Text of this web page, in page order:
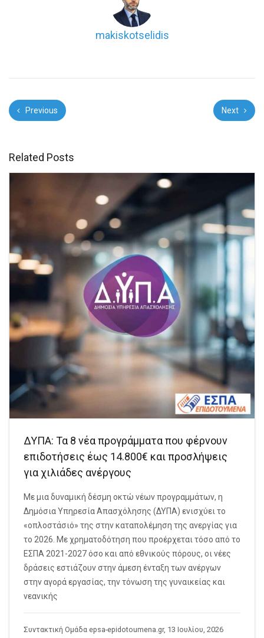
makiskotselidis
Previous Next
Related Posts
ΔΥΠΑ: Τα 8 νέα προγράμματα που φέρνουν
επιδοτήσεις έως 14.800€ και προσλήψεις
για χιλιάδες ανέργους
Με μια δυναμική δέσμη οκτώ νέων προγραμμάτων, η
Δημόσια Υπηρεσία Απασχόλησης (ΔΥΠΑ) ενισχύει το
«οπλοστάσιό» της στην καταπολέμηση της ανεργίας για
το 2026. Με χρηματοδότηση που προέρχεται τόσο από το
ΕΣΠΑ 2021-2027 όσο και από εθνικούς πόρους, οι νέες
δράσεις εστιάζουν στην άμεση ένταξη των ανέργων
στην αγορά εργασίας, την τόνωση της γυναικείας και
νεανικής
Συντακτική Ομάδα epsa-epidotoumena.gr, 13 Ιουλίου, 2026